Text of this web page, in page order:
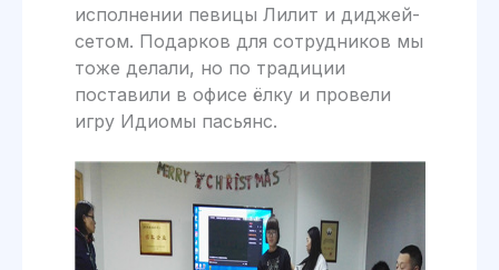
исполнении певицы Лилит и диджей-
сетом. Подарков для сотрудников мы
тоже делали, но по традиции
поставили в офисе ёлку и провели
игру Идиомы пасьянс.